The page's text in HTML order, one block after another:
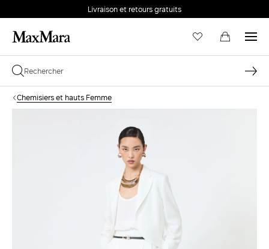
Livraison et retours gratuits
Chemisiers et hauts Femme